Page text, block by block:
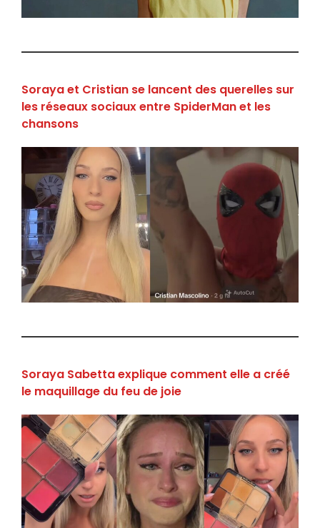
Soraya et Cristian se lancent des querelles sur
les réseaux sociaux entre SpiderMan et les
chansons
Soraya Sabetta explique comment elle a créé
le maquillage du feu de joie